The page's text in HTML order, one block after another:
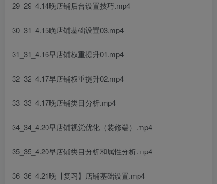
29_29_4.14晚店铺后台设置技巧.mp4
30_31_4.15晚店铺基础设置03.mp4
31_31_4.16早店铺权重提升01.mp4
32_32_4.17早店铺权重提升02.mp4
33_33_4.17晚店铺类目分析.mp4
34_34_4.20早店铺视觉优化（装修端）.mp4
35_35_4.20早店铺类目分析和属性分析.mp4
36_36_4.21晚【复习】店铺基础设置.mp4